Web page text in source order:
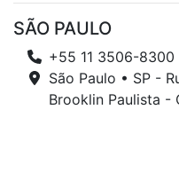
SÃO PAULO
+55 11 3506-8300
São Paulo • SP -
Brooklin Paulista -